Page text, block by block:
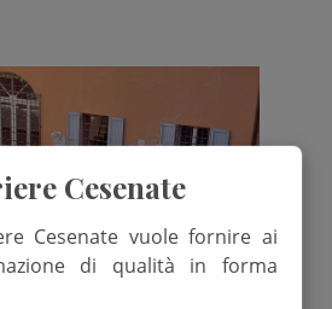
Cesenate
Cesenate vuole fornire ai
di qualità in forma